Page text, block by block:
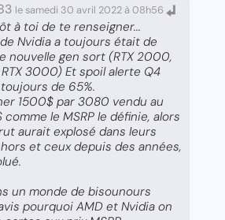
le samedi 30 avril 2022 à 08h56
à toi de te renseigner...
Nvidia a toujours était de
nouvelle gen sort (RTX 2000,
3000) Et spoil alerte Q4
de 65%.
1500$ par 3080 vendu au
le MSRP le définie, alors
aurait explosé dans leurs
et ceux depuis des années,
un monde de bisounours
pourquoi AMD et Nvidia on